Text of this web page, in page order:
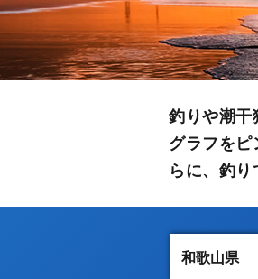
釣りや潮干
グラフをピ
らに、釣